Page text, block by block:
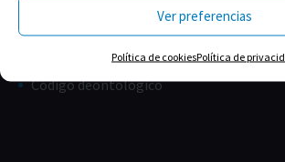
Ver preferencias
Política de cookiesPolítica de
Código deontológico